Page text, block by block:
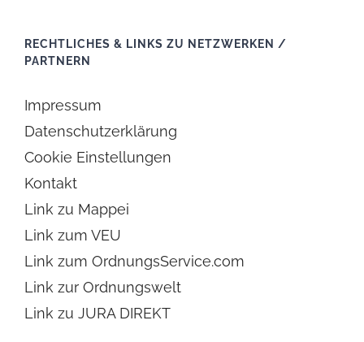
RECHTLICHES & LINKS ZU NETZWERKEN /
PARTNERN
Impressum
Datenschutzerklärung
Cookie Einstellungen
Kontakt
Link zu Mappei
Link zum VEU
Link zum OrdnungsService.com
Link zur Ordnungswelt
Link zu JURA DIREKT